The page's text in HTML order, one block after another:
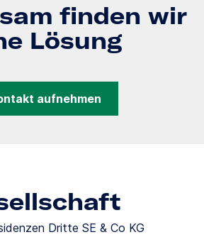
finden wir
Lösung
aufnehmen
Dritte SE & Co KG